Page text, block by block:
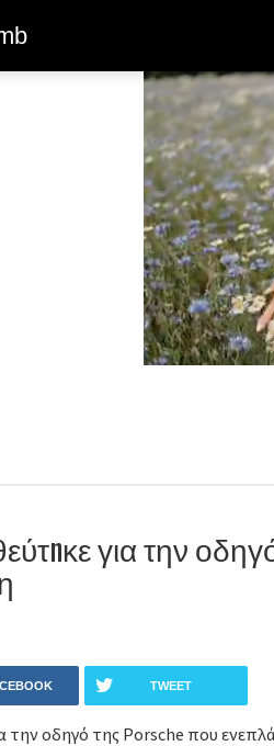
για την
TWEET
την οδηγό της Porsche που